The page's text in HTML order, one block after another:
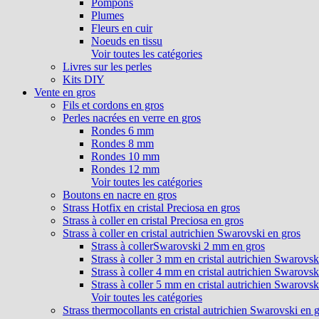
Pompons
Plumes
Fleurs en cuir
Noeuds en tissu
Voir toutes les catégories
Livres sur les perles
Kits DIY
Vente en gros
Fils et cordons en gros
Perles nacrées en verre en gros
Rondes 6 mm
Rondes 8 mm
Rondes 10 mm
Rondes 12 mm
Voir toutes les catégories
Boutons en nacre en gros
Strass Hotfix en cristal Preciosa en gros
Strass à coller en cristal Preciosa en gros
Strass à coller en cristal autrichien Swarovski en gros
Strass à collerSwarovski 2 mm en gros
Strass à coller 3 mm en cristal autrichien
Strass à coller 4 mm en cristal autrichien
Strass à coller 5 mm en cristal autrichien
Voir toutes les catégories
Strass thermocollants en cristal autrichien Swarovski en